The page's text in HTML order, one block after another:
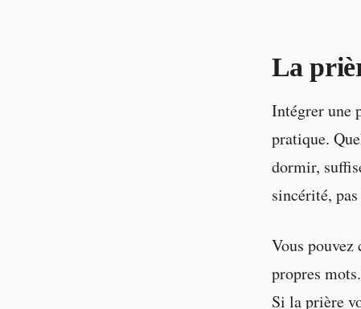
La
Intégrer une
pratique.
dormir,
sincérité,
Vous
propres
Si la prière